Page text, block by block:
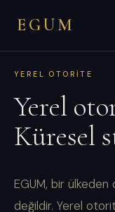
EGUM
YEREL OTORITE
Yerel
Küresel
EGUM, bir
değildir. Yerel